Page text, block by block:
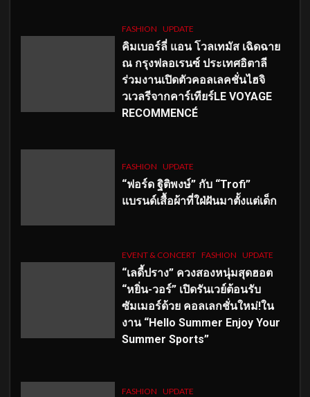
FASHION UPDATE
คิมเบอร์ลี่ แอน โวลเทมัส เฉิดฉาย
ณ กรุงฟลอเรนซ์ ประเทศอิตาลี
ร่วมงานเปิดตัวคอลเลคชั่นไฮจิ
วเวลรีจากคาร์เทียร์LE VOYAGE
RECOMMENCÉ
FASHION UPDATE
“ฟอร์ด ฐิติพงษ์” กับ “Trofi”
แบรนด์เสื้อผ้าที่ใฝ่ฝันมาตั้งแต่เด็ก
EVENT & CONCERT FASHION UPDATE
“เลดี้ปราง” ควงสองหนุ่มสุดฮอต
“หยิ่น-วอร์” เปิดรันเวย์ต้อนรับ
ซัมเมอร์ด้วย คอลเลกชั่นใหม่!ใน
งาน “Hello Summer Enjoy Your
Summer Sports”
FASHION UPDATE